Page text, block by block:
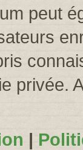
peut
privée.
|